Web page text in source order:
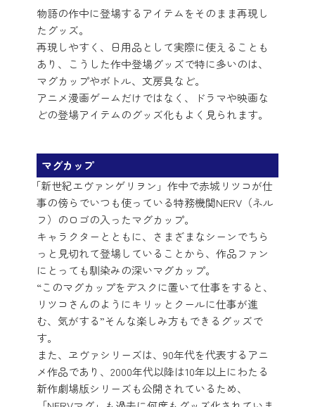
物語の作中に登場するアイテムをそのまま再現し
たグッズ。
再現しやすく、日用品として実際に使えることも
あり、こうした作中登場グッズで特に多いのは、
マグカップやボトル、文房具など。
アニメ漫画ゲームだけではなく、ドラマや映画な
どの登場アイテムのグッズ化もよく見られます。
マグカップ
「新世紀エヴァンゲリヲン」作中で赤城リツコが仕
事の傍らでいつも使っている特務機関NERV（ネル
フ）のロゴの入ったマグカップ。
キャラクターとともに、さまざまなシーンでちら
っと見切れて登場していることから、作品ファン
にとっても馴染みの深いマグカップ。
“このマグカップをデスクに置いて仕事をすると、
リツコさんのようにキリッとクールに仕事が進
む、気がする”そんな楽しみ方もできるグッズで
す。
また、ヱヴァシリーズは、90年代を代表するアニ
メ作品であり、2000年代以降は10年以上にわたる
新作劇場版シリーズも公開されているため、